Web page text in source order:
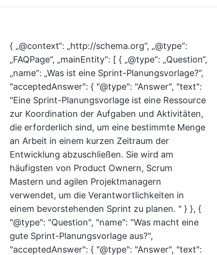
{ „@context“: „http://schema.org“, „@type“:
„FAQPage“, „mainEntity“: [ { „@type“: „Question“,
„name“: „Was ist eine Sprint-Planungsvorlage?“,
"acceptedAnswer": { "@type": "Answer", "text":
"Eine Sprint-Planungsvorlage ist eine Ressource
zur Koordination der Aufgaben und Aktivitäten,
die erforderlich sind, um eine bestimmte Menge
an Arbeit in einem kurzen Zeitraum der
Entwicklung abzuschließen. Sie wird am
häufigsten von Product Ownern, Scrum
Mastern und agilen Projektmanagern
verwendet, um die Verantwortlichkeiten in
einem bevorstehenden Sprint zu planen. " } }, {
"@type": "Question", "name": "Was macht eine
gute Sprint-Planungsvorlage aus?",
"acceptedAnswer": { "@type": "Answer", "text":